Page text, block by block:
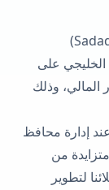
منذ عام 2005، ساعدت شركة "سداد" (Sadad LLC)
على
المالي، وذلك
إدارة محافظ
من
لتطوير